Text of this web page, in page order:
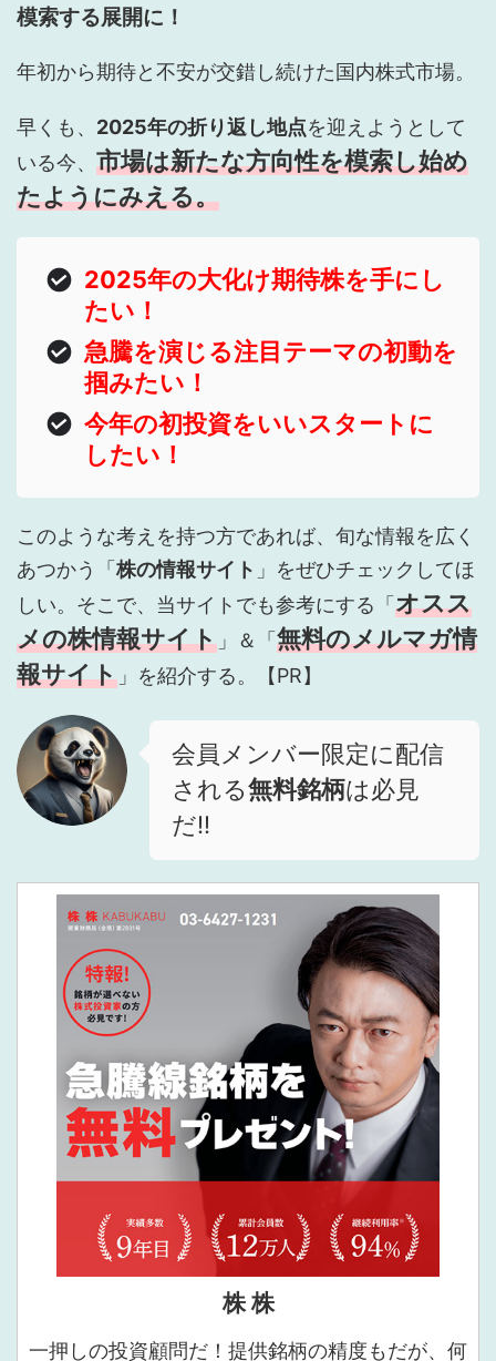
模索する展開に！
年初から期待と不安が交錯し続けた国内株式市場。
早くも、 2025年の折り返し地点を迎えようとして
いる今、 市場は新たな方向性を模索し始め
たようにみえる。
2025年の大化け期待株を手にし
たい！
急騰を演じる注目テーマの初動を
掴みたい！
今年の初投資をいいスタートに
したい！
このような考えを持つ方であれば、旬な情報を広く
あつかう「 株の情報サイト 」をぜひチェックしてほ
しい。そこで、当サイトでも参考にする「 オスス
メの株情報サイト 」＆「 無料のメルマガ情
報サイト 」を紹介する。【PR】
会員メンバー限定に配信
される無料銘柄は必見
だ!!
株 株
一押しの投資顧問だ！提供銘柄の精度もだが、何